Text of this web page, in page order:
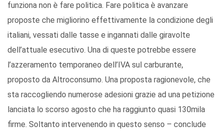
funziona non è fare politica. Fare politica è avanzare
proposte che migliorino effettivamente la condizione degli
italiani, vessati dalle tasse e ingannati dalle giravolte
dell’attuale esecutivo. Una di queste potrebbe essere
l’azzeramento temporaneo dell’IVA sul carburante,
proposto da Altroconsumo. Una proposta ragionevole, che
sta raccogliendo numerose adesioni grazie ad una petizione
lanciata lo scorso agosto che ha raggiunto quasi 130mila
firme. Soltanto intervenendo in questo senso – conclude